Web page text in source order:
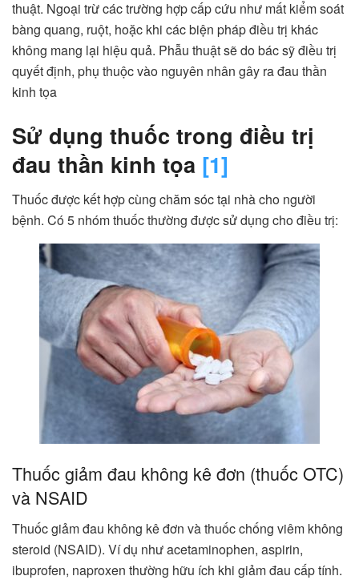
thuật. Ngoại trừ các trường hợp cấp cứu như mất kiểm soát
bàng quang, ruột, hoặc khi các biện pháp điều trị khác
không mang lại hiệu quả. Phẫu thuật sẽ do bác sỹ điều trị
quyết định, phụ thuộc vào nguyên nhân gây ra đau thần
kinh tọa
Sử dụng thuốc trong điều trị
đau thần kinh tọa [1]
Thuốc được kết hợp cùng chăm sóc tại nhà cho người
bệnh. Có 5 nhóm thuốc thường được sử dụng cho điều trị:
Thuốc giảm đau không kê đơn (thuốc OTC)
và NSAID
Thuốc giảm đau không kê đơn và thuốc chống viêm không
steroid (NSAID). Ví dụ như acetaminophen, aspirin,
ibuprofen, naproxen thường hữu ích khi giảm đau cấp tính.